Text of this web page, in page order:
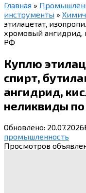
Главная »
инструменты »
этилацетат,
хромовый ангидрид,
РФ
Куплю
спирт,
ангидрид,
неликвиды
Обновлено: 20.07.2026
промышленность
Просмотров